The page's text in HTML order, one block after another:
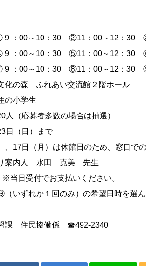
9 ：00～10：30 ②11：00～12：30
9 ：00～10：30 ⑤11：00～12：30
9 ：00～10：30 ⑧11：00～12：30
化の森 ふれあい交流館２階ホール
の小学生
人（応募者多数の場合は抽選）
日（日）まで
17日（月）は休館日のため、窓口での
案内人 水田 克美 先生
日受付でお支払いください。
いずれか１回のみ）の希望日時を選
課 住民協働係 ☎492-2340